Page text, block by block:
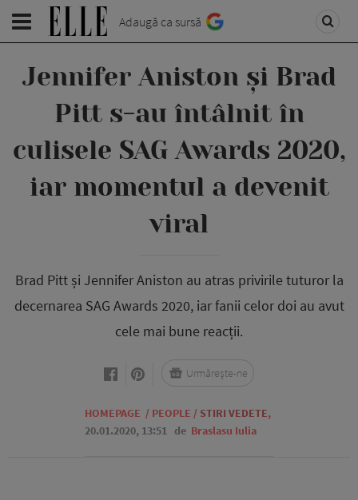
Adaugă ca sursă
Jennifer Aniston și Brad
Pitt s-au întâlnit în
culisele SAG Awards 2020,
iar momentul a devenit
viral
Brad Pitt și Jennifer Aniston au atras privirile tuturor la
decernarea SAG Awards 2020, iar fanii celor doi au avut
cele mai bune reacții.
HOMEPAGE / PEOPLE / STIRI VEDETE,
20.01.2020, 13:51 de Braslasu Iulia
Urmărește-ne